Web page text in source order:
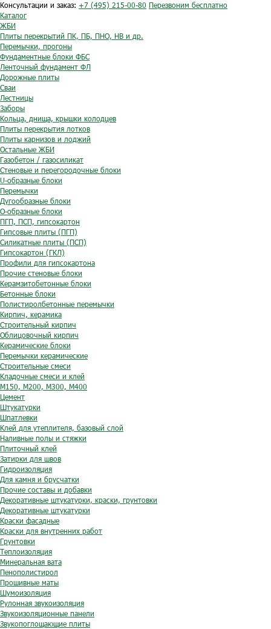
Консультации и заказ: +7 (495) 215-00-80 Перезвоним бесплатно
Каталог
ЖБИ
Плиты перекрытий ПК, ПБ, ПНО, НВ и др.
Перемычки, прогоны
Фундаментные блоки ФБС
Ленточный фундамент ФЛ
Дорожные плиты
Сваи
Лестницы
Заборы
Кольца, днища, крышки колодцев
Плиты перекрытия лотков
Плиты карнизов и лоджий
Остальные ЖБИ
Газобетон / газосиликат
Стеновые и перегородочные блоки
U-образные блоки
Перемычки
Дугообразные блоки
O-образные блоки
ПГП, ПСП, гипсокартон
Гипсовые плиты (ПГП)
Силикатные плиты (ПСП)
Гипсокартон (ГКЛ)
Профили для гипсокартона
Прочие стеновые блоки
Керамзитобетонные блоки
Бетонные блоки
Полистиролбетонные перемычки
Кирпич, керамика
Строительный кирпич
Облицовочный кирпич
Керамические блоки
Перемычки керамические
Строительные смеси
Кладочные смеси и клей
М150, М200, М300, М400
Цемент
Штукатурки
Шпатлевки
Клей для утеплителя, базовый слой
Наливные полы и стяжки
Плиточный клей
Затирки для швов
Гидроизоляция
Для камня и брусчатки
Прочие составы и добавки
Декоративные штукатурки, краски, грунтовки
Декоративные штукатурки
Краски фасадные
Краски для внутренних работ
Грунтовки
Теплоизоляция
Минеральная вата
Пенополистирол
Прошивные маты
Шумоизоляция
Рулонная звукоизоляция
Звукоизоляционные панели
Звукопоглощающие плиты